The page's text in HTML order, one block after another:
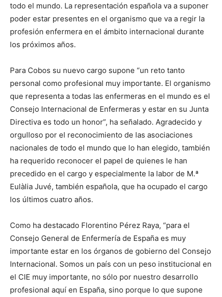
todo el mundo. La representación española va a suponer
poder estar presentes en el organismo que va a regir la
profesión enfermera en el ámbito internacional durante
los próximos años.
Para Cobos su nuevo cargo supone “un reto tanto
personal como profesional muy importante. El organismo
que representa a todas las enfermeras en el mundo es el
Consejo Internacional de Enfermeras y estar en su Junta
Directiva es todo un honor”, ha señalado. Agradecido y
orgulloso por el reconocimiento de las asociaciones
nacionales de todo el mundo que lo han elegido, también
ha requerido reconocer el papel de quienes le han
precedido en el cargo y especialmente la labor de M.ª
Eulàlia Juvé, también española, que ha ocupado el cargo
los últimos cuatro años.
Como ha destacado Florentino Pérez Raya, “para el
Consejo General de Enfermería de España es muy
importante estar en los órganos de gobierno del Consejo
Internacional. Somos un país con un peso institucional en
el CIE muy importante, no sólo por nuestro desarrollo
profesional aquí en España, sino porque lo que supone